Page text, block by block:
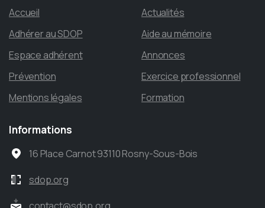
Accueil
Adhérer au SDOP
Espace adhérent
Prévention
Mentions légales
Actualités
Aide au mémoire
Annonces
Exercice professionnel
Formation
Informations
16 Place Carnot 93110 Rosny-Sous-Bois
sdop.org